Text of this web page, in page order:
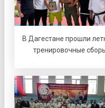
В Дагестане прошли
тренировочные